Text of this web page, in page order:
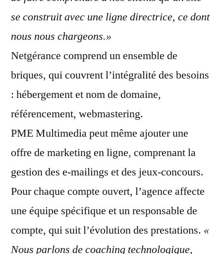
se construit avec une lignedirectrice, ce dont
nous nous chargeons.»
Netgérance comprend un ensemble de
briques, qui couvrent l’intégralité des besoins
: hébergement et nom de domaine,
référencement, webmastering.
PME Multimedia peut même ajouter une
offre de marketing en ligne, comprenant la
gestion des e-mailings et des jeux-concours.
Pour chaque compte ouvert, l’agence affecte
une équipe spécifique et un responsable de
compte, qui suit l’évolution des prestations. «
Nous parlons de coaching technologique,